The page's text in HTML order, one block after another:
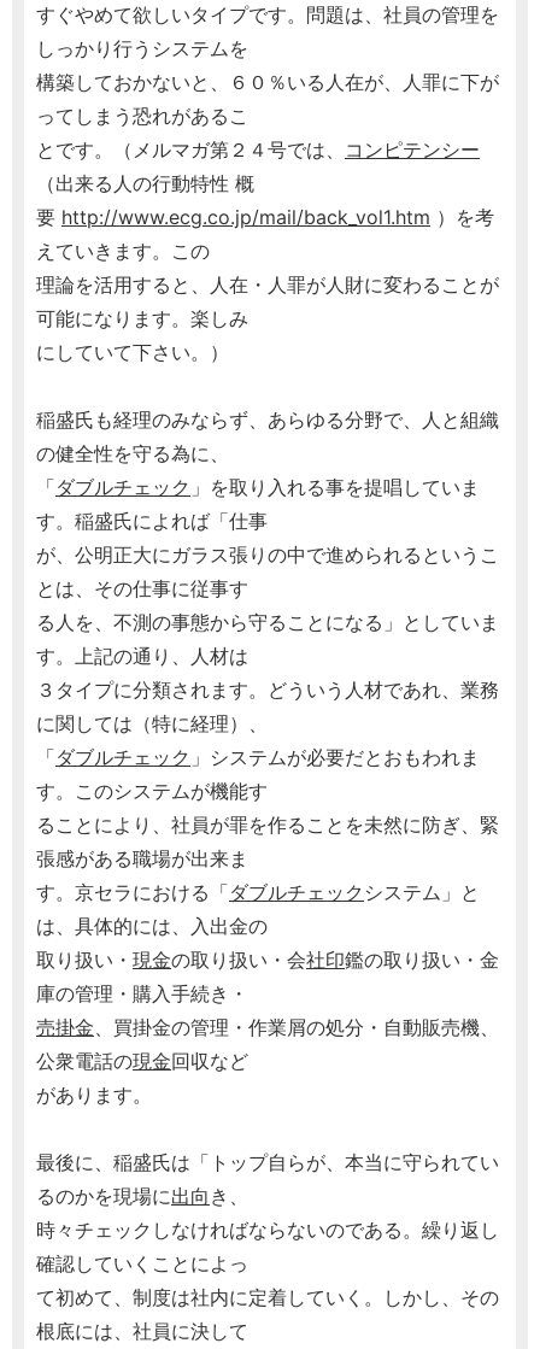
すぐやめて欲しいタイプです。問題は、社員の管理を
しっかり行うシステムを
構築しておかないと、６０％いる人在が、人罪に下が
ってしまう恐れがあるこ
とです。（メルマガ第２４号では、 コンピテンシー
（出来る人の行動特性 概
要 http://www.ecg.co.jp/mail/back_vol1.htm ）を考
えていきます。この
理論を活用すると、人在・人罪が人財に変わることが
可能になります。楽しみ
にしていて下さい。）
稲盛氏も経理のみならず、あらゆる分野で、人と組織
の健全性を守る為に、
「ダブルチェック 」を取り入れる事を提唱していま
す。稲盛氏によれば「仕事
が、公明正大にガラス張りの中で進められるというこ
とは、その仕事に従事す
る人を、不測の事態から守ることになる」としていま
す。上記の通り、人材は
３タイプに分類されます。どういう人材であれ、業務
に関しては（特に経理）、
「ダブルチェック 」システムが必要だとおもわれま
す。このシステムが機能す
ることにより、社員が罪を作ることを未然に防ぎ、緊
張感がある職場が出来ま
す。京セラにおける「ダブルチェック システム」と
は、具体的には、入出金の
取り扱い・ 現金の取り扱い・会社印鑑の取り扱い・金
庫の管理・購入手続き・
売掛金、買掛金の管理・作業屑の処分・自動販売機、
公衆電話の現金回収など
があります。
最後に、稲盛氏は「トップ自らが、本当に守られてい
るのかを現場に出向 き、
時々チェックしなければならないのである。繰り返し
確認していくことによっ
て初めて、制度は社内に定着していく。しかし、その
根底には、社員に決して